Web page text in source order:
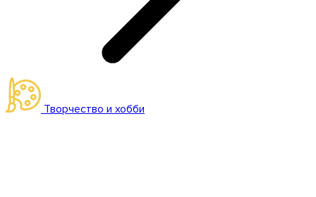
Творчество и хобби